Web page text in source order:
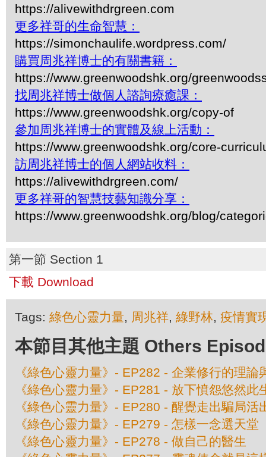
https://alivewithdrgreen.com
更多祥哥的生命智慧：
https://simonchaulife.wordpress.com/
購買周兆祥博士的有關書籍：
https://www.greenwoodshk.org/
找周兆祥博士做個人諮詢療癒課：
https://www.greenwoodshk.org/copy-of
參加周兆祥博士的實體及線上活動：
https://www.greenwoodshk.org/core-
訪周兆祥博士的個人網站收料：
https://alivewithdrgreen.com/
更多祥哥的智慧技藝知識分享：
https://www.greenwoodshk.org/blog/
第一節 Section 1
下載 Download
Tags: 綠色心靈力量, 周兆祥, 綠野林, 疫情實
本節目其他主題 Others
《綠色心靈力量》- EP282 - 企業修行的理論
《綠色心靈力量》- EP281 - 放下憤怨悠然此
《綠色心靈力量》- EP280 - 醒覺走出騙局活
《綠色心靈力量》- EP279 - 怎樣一念選天堂
《綠色心靈力量》- EP278 - 做自己的醫生